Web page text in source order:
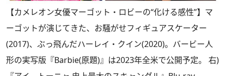
【カメレオン女優マーゴット・ロビーの“化ける感性”】マ
ーゴットが演じてきた、お騒がせフィギュアスケーター
(2017)、ぶっ飛んだハーレイ・クイン(2020)。バービー人
形の実写版『Barbie(原題)』は2023年全米で公開予定。 右)